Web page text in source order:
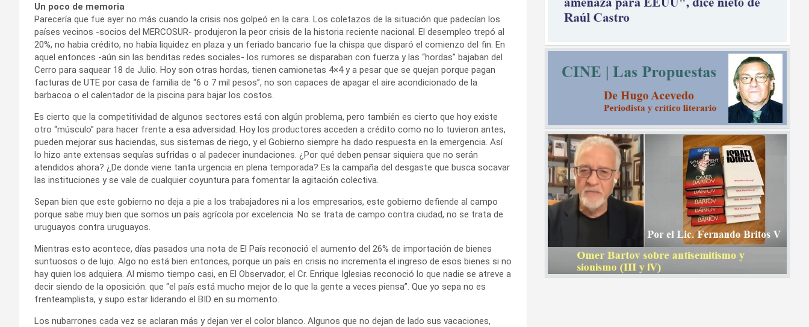
Un poco de memoria
Parecería que fue ayer no más cuando la crisis nos golpeó en la cara. Los coletazos de la situación que padecían los
países vecinos -socios del MERCOSUR- produjeron la peor crisis de la historia reciente nacional. El desempleo trepó al
20%, no habia crédito, no había liquidez en plaza y un feriado bancario fue la chispa que disparó el comienzo del fin. En
aquel entonces -aún sin las benditas redes sociales- los rumores se disparaban con fuerza y las “hordas” bajaban del
Cerro para saquear 18 de Julio. Hoy son otras hordas, tienen camionetas 4×4 y a pesar que se quejan porque pagan
facturas de UTE por casa de familia de “6 o 7 mil pesos”, no son capaces de apagar el aire acondicionado de la
barbacoa o el calentador de la piscina para bajar los costos.
Es cierto que la competitividad de algunos sectores está con algún problema, pero también es cierto que hoy existe
otro “músculo” para hacer frente a esa adversidad. Hoy los productores acceden a crédito como no lo tuvieron antes,
pueden mejorar sus haciendas, sus sistemas de riego, y el Gobierno siempre ha dado respuesta en la emergencia. Así
lo hizo ante extensas sequías sufridas o al padecer inundaciones. ¿Por qué deben pensar siquiera que no serán
atendidos ahora? ¿De donde viene tanta urgencia en plena temporada? Es la campaña del desgaste que busca socavar
las instituciones y se vale de cualquier coyuntura para fomentar la agitación colectiva.
Sepan bien que este gobierno no deja a pie a los trabajadores ni a los empresarios, este gobierno defiende al campo
porque sabe muy bien que somos un país agrícola por excelencia. No se trata de campo contra ciudad, no se trata de
uruguayos contra uruguayos.
Mientras esto acontece, días pasados una nota de El País reconoció el aumento del 26% de importación de bienes
suntuosos o de lujo. Algo no está bien entonces, porque un país en crisis no incrementa el ingreso de esos bienes si no
hay quien los adquiera. Al mismo tiempo casi, en El Observador, el Cr. Enrique Iglesias reconoció lo que nadie se atreve a
decir siendo de la oposición: que “el país está mucho mejor de lo que la gente a veces piensa”. Que yo sepa no es
frenteamplista, y supo estar liderando el BID en su momento.
Los nubarrones cada vez se aclaran más y dejan ver el color blanco. Algunos que no dejan de lado sus vacaciones,